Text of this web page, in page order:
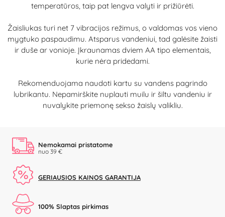
temperatūros, taip pat lengva valyti ir prižiūrėti.
Žaisliukas turi net 7 vibracijos režimus, o valdomas vos vieno
mygtuko paspaudimu. Atsparus vandeniui, tad galėsite žaisti
ir duše ar vonioje. Įkraunamas dviem AA tipo elementais,
kurie nėra pridedami.
Rekomenduojama naudoti kartu su vandens pagrindo
lubrikantu. Nepamirškite nuplauti muilu ir šiltu vandeniu ir
nuvalykite priemonę sekso žaislų valikliu.
Nemokamai pristatome
nuo 39 €
GERIAUSIOS KAINOS GARANTIJA
100% Slaptas pirkimas